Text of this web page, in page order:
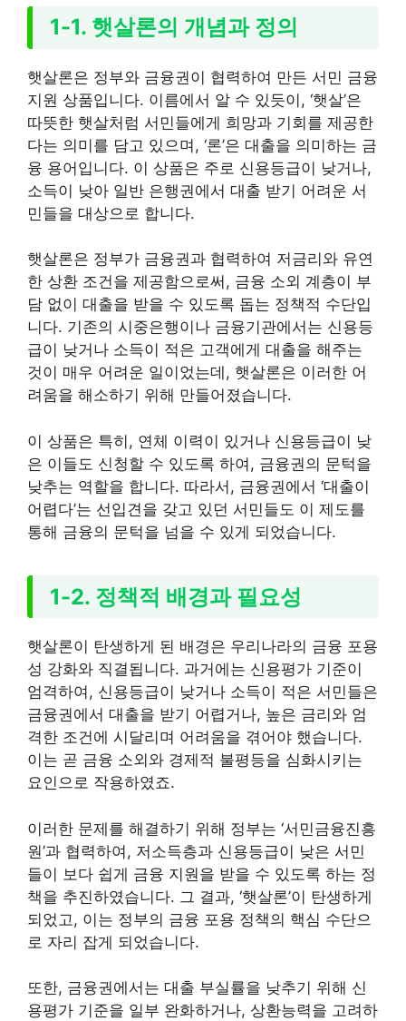
1-1. 햇살론의 개념과 정의
햇살론은 정부와 금융권이 협력하여 만든 서민 금융
지원 상품입니다. 이름에서 알 수 있듯이, ‘햇살’은
따뜻한 햇살처럼 서민들에게 희망과 기회를 제공한
다는 의미를 담고 있으며, ‘론’은 대출을 의미하는 금
융 용어입니다. 이 상품은 주로 신용등급이 낮거나,
소득이 낮아 일반 은행권에서 대출 받기 어려운 서
민들을 대상으로 합니다.
햇살론은 정부가 금융권과 협력하여 저금리와 유연
한 상환 조건을 제공함으로써, 금융 소외 계층이 부
담 없이 대출을 받을 수 있도록 돕는 정책적 수단입
니다. 기존의 시중은행이나 금융기관에서는 신용등
급이 낮거나 소득이 적은 고객에게 대출을 해주는
것이 매우 어려운 일이었는데, 햇살론은 이러한 어
려움을 해소하기 위해 만들어졌습니다.
이 상품은 특히, 연체 이력이 있거나 신용등급이 낮
은 이들도 신청할 수 있도록 하여, 금융권의 문턱을
낮추는 역할을 합니다. 따라서, 금융권에서 ‘대출이
어렵다’는 선입견을 갖고 있던 서민들도 이 제도를
통해 금융의 문턱을 넘을 수 있게 되었습니다.
1-2. 정책적 배경과 필요성
햇살론이 탄생하게 된 배경은 우리나라의 금융 포용
성 강화와 직결됩니다. 과거에는 신용평가 기준이
엄격하여, 신용등급이 낮거나 소득이 적은 서민들은
금융권에서 대출을 받기 어렵거나, 높은 금리와 엄
격한 조건에 시달리며 어려움을 겪어야 했습니다.
이는 곧 금융 소외와 경제적 불평등을 심화시키는
요인으로 작용하였죠.
이러한 문제를 해결하기 위해 정부는 ‘서민금융진흥
원’과 협력하여, 저소득층과 신용등급이 낮은 서민
들이 보다 쉽게 금융 지원을 받을 수 있도록 하는 정
책을 추진하였습니다. 그 결과, ‘햇살론’이 탄생하게
되었고, 이는 정부의 금융 포용 정책의 핵심 수단으
로 자리 잡게 되었습니다.
또한, 금융권에서는 대출 부실률을 낮추기 위해 신
용평가 기준을 일부 완화하거나, 상환능력을 고려하